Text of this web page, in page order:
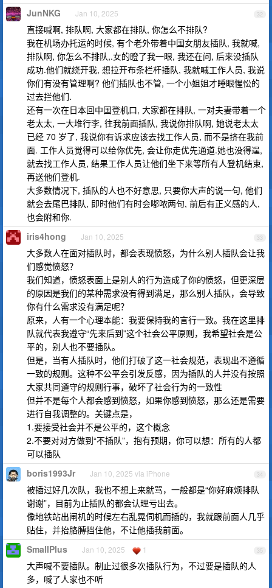
32
JunNKG Jan 10, 2025
直接喊啊, 排队啊, 大家都在排队, 你怎么不排队?
我在机场办托运的时候, 有个老外带着中国女朋友插队, 我就喊,
排队啊, 你怎么不排队,.女的瞪了我一眼, 我还在问, 后来没插队
成功.他们就绕开我, 想拉开布条栏杆插队, 我就喊工作人员, 我说
你们有没有管理啊? 他们插队也不管, 一个小姐姐才睡眼惺忪的
过去拦他们.
还有一次在日本回中国登机口, 大家都在排队, 一对夫妻带着一个
老太太, 一大堆行李, 往我前面插队, 我说你排队啊, 她说老太太
已经 70 岁了, 我说你有诉求应该去找工作人员, 而不是挤在我前
面. 工作人员觉得可以给你优先, 会让你走优先通道.她也没得逞,
就去找工作人员, 结果工作人员让他们坐下来等所有人登机结束,
再送他们登机.
大多数情况下, 插队的人也不好意思, 只要你大声的说一句, 他们
就会去尾巴排队, 即时他们有时会嘟哝两句, 前后有正义感的人,
也会附和你.
33
iris4hong Jan 10, 2025
大多数人在面对插队时，都会表现愤怒，为什么别人插队会让我
们感觉愤怒？
我们知道，愤怒表面上是别人的行为造成了你的愤怒，但更深层
的原因是我们的某种需求没有得到满足，那么别人插队，会导致
你有什么需求没有满足呢？
原来，人有一个心理本能：我要保持我的言行一致。我在这里排
队就代表我遵守“先来后到”这个社会公平原则，我希望社会是公
平的，别人也不要插队。
但是，当有人插队时，他们打破了这一社会规范，表现出不遵循
一致的规则。这种不公平会引发反感，因为插队的人并没有按照
大家共同遵守的规则行事，破坏了社会行为的一致性
但并不是每个人都会感到愤怒，如果你感到愤怒，那么还是需要
进行自我调整的。关键点是，
1.要接受社会并不是公平的，这个概念
2.不要对对方做到“不插队”，抱有预期，你可以想：所有的人都
可以插队
34
boris1993Jr Jan 10, 2025 via iPhone
被插过好几次队，我也不想上来就骂，一般都是“你好麻烦排队
谢谢”，目前为止插队的都会认理亏出去。
像地铁站出闸机的时候左右乱晃伺机而插的，我就跟前面人几乎
贴住，并抬胳膊挡住他，不让他插我前面。
35
SmallPlus Jan 10, 2025 1
大声喊不要插队。制止过很多次插队行为，不过要是插队的人
多，喊了人家也不听